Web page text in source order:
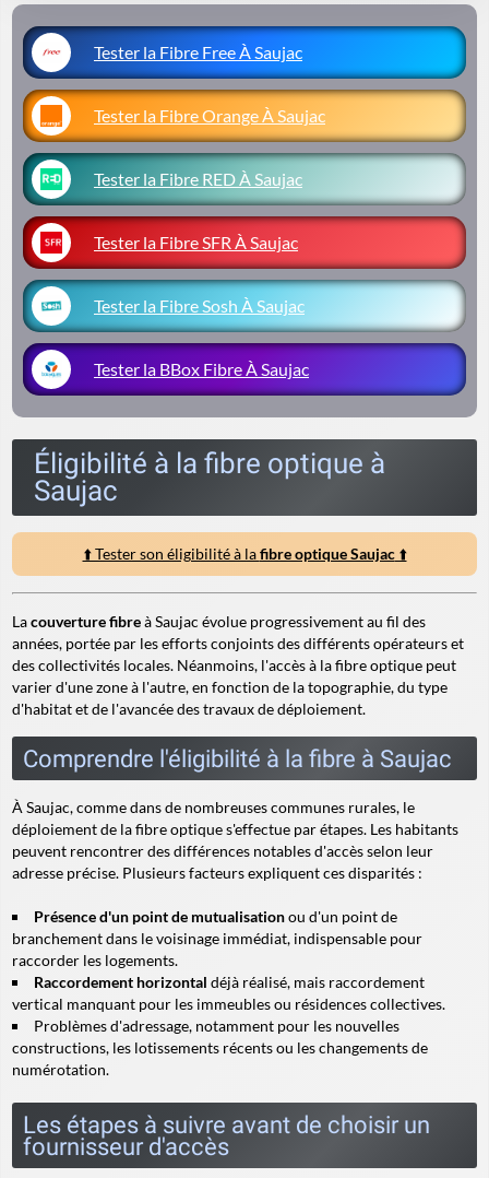
Tester la Fibre Free À Saujac
Tester la Fibre Orange À Saujac
Tester la Fibre RED À Saujac
Tester la Fibre SFR À Saujac
Tester la Fibre Sosh À Saujac
Tester la BBox Fibre À Saujac
Éligibilité à la fibre optique à
Saujac
⬆️ Tester son éligibilité à lafibre optique Saujac⬆️
Lacouverture fibreà Saujac évolue progressivement au fil des
années, portée par les efforts conjoints des différents opérateurs et
des collectivités locales. Néanmoins, l'accès à la fibre optique peut
varier d'une zone à l'autre, en fonction de la topographie, du type
d'habitat et de l'avancée des travaux de déploiement.
Comprendre l'éligibilité à la fibre à Saujac
À Saujac, comme dans de nombreuses communes rurales, le
déploiement de la fibre optique s'effectue par étapes. Les habitants
peuvent rencontrer des différences notables d'accès selon leur
adresse précise. Plusieurs facteurs expliquent ces disparités :
Présence d'un point de mutualisationou d'un point de
branchement dans le voisinage immédiat, indispensable pour
raccorder les logements.
Raccordement horizontal déjà réalisé, mais raccordement
vertical manquant pour les immeubles ou résidences collectives.
Problèmes d'adressage, notamment pour les nouvelles
constructions, les lotissements récents ou les changements de
numérotation.
Les étapes à suivre avant de choisir un
fournisseur d'accès